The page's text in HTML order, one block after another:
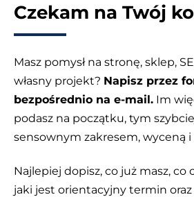
Czekam na Twój
Masz pomysł na stronę, sklep,
własny projekt? Napisz przez
bezpośrednio na e-mail. Im
podasz na początku, tym
sensownym zakresem, wyceną
Najlepiej dopisz, co już masz, co
jaki jest orientacyjny termin